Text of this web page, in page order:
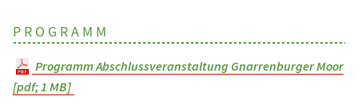
PROGRAMM
Programm Abschlussveranstaltung Gnarrenburger Moor
[pdf; 1 MB]